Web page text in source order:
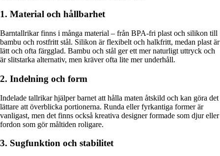
1. Material och hållbarhet
Barntallrikar finns i många material – från BPA-fri plast och silikon till
bambu och rostfritt stål. Silikon är flexibelt och halkfritt, medan plast är
lätt och ofta färgglad. Bambu och stål ger ett mer naturligt uttryck och
är slitstarka alternativ, men kräver ofta lite mer underhåll.
2. Indelning och form
Indelade tallrikar hjälper barnet att hålla maten åtskild och kan göra det
lättare att överblicka portionerna. Runda eller fyrkantiga former är
vanligast, men det finns också kreativa designer formade som djur eller
fordon som gör måltiden roligare.
3. Sugfunktion och stabilitet